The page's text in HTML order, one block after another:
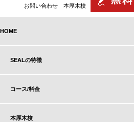
お問い合わせ 本厚木校
HOME
SEALの特徴
コース/料金
本厚木校